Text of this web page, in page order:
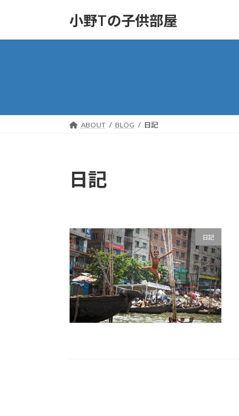
小野Tの子供部屋
ABOUT BLOG 日記
日記
日記